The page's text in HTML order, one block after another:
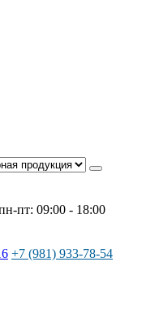
пт: 09:00 - 18:00
+7 (981) 933-78-54